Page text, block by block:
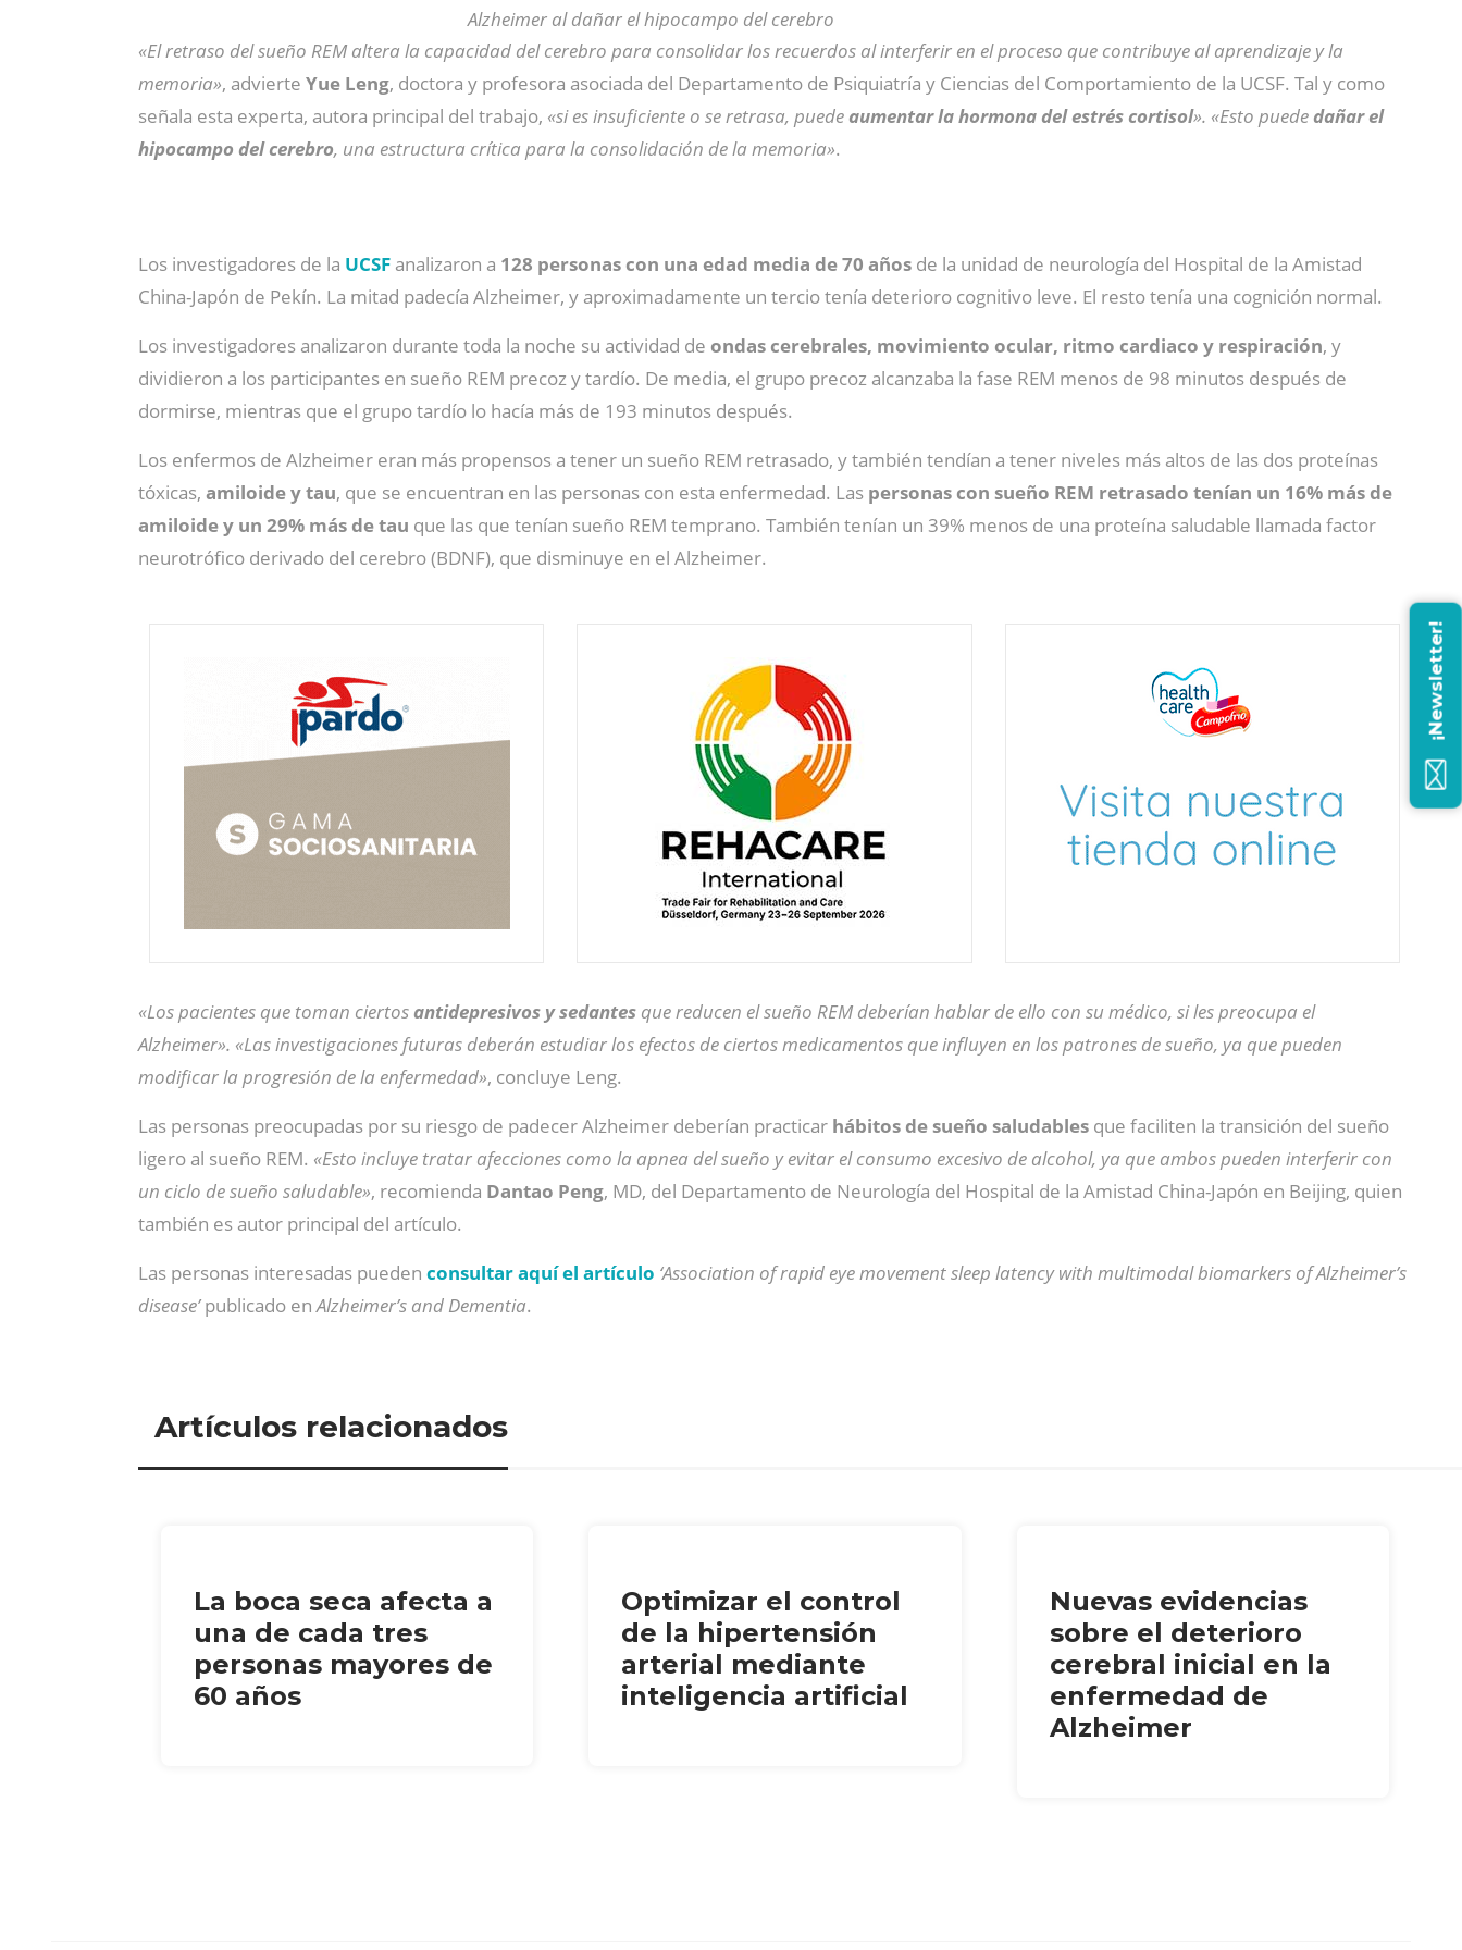
Alzheimer al dañar el hipocampo del cerebro
«El retraso del sueño REM altera la capacidad del cerebro para consolidar los recuerdos al interferir en el proceso que contribuye al aprendizaje y la
memoria», advierte Yue Leng, doctora y profesora asociada del Departamento de Psiquiatría y Ciencias del Comportamiento de la UCSF. Tal y como
señala esta experta, autora principal del trabajo, «si es insuficiente o se retrasa, puedeaumentar la hormona del estrés cortisol». «Esto puededañar el
hipocampo del cerebro, una estructura crítica para la consolidación de la memoria».
Los investigadores de la UCSF analizaron a 128 personas con una edad media de 70 años de la unidad de neurología del Hospital de la Amistad
China-Japón de Pekín. La mitad padecía Alzheimer, y aproximadamente un tercio tenía deterioro cognitivo leve. El resto tenía una cognición normal.
Los investigadores analizaron durante toda la noche su actividad de ondas cerebrales, movimiento ocular, ritmo cardiaco y respiración, y
dividieron a los participantes en sueño REM precoz y tardío. De media, el grupo precoz alcanzaba la fase REM menos de 98 minutos después de
dormirse, mientras que el grupo tardío lo hacía más de 193 minutos después.
Los enfermos de Alzheimer eran más propensos a tener un sueño REM retrasado, y también tendían a tener niveles más altos de las dos proteínas
tóxicas, amiloide y tau, que se encuentran en las personas con esta enfermedad. Las personas con sueño REM retrasado tenían un 16% más de
amiloide y un 29% más de tau que las que tenían sueño REM temprano. También tenían un 39% menos de una proteína saludable llamada factor
neurotrófico derivado del cerebro (BDNF), que disminuye en el Alzheimer.
«Los pacientes que toman ciertosantidepresivos y sedantes que reducen el sueño REM deberían hablar de ello con su médico, si les preocupa el
Alzheimer». «Las investigaciones futuras deberán estudiar los efectos de ciertos medicamentos que influyen en los patrones de sueño, ya que pueden
modificar la progresión de la enfermedad», concluye Leng.
Las personas preocupadas por su riesgo de padecer Alzheimer deberían practicar hábitos de sueño saludables que faciliten la transición del sueño
ligero al sueño REM. «Esto incluye tratar afecciones como la apnea del sueño y evitar el consumo excesivo de alcohol, ya que ambos pueden interferir con
un ciclo de sueño saludable», recomienda Dantao Peng, MD, del Departamento de Neurología del Hospital de la Amistad China-Japón en Beijing, quien
también es autor principal del artículo.
Las personas interesadas pueden consultar aquí el artículo ‘Association of rapid eye movement sleep latency with multimodal biomarkers of Alzheimer’s
disease’publicado enAlzheimer’s and Dementia.
Artículos relacionados
La boca seca afecta a
una de cada tres
personas mayores de
60 años
Optimizar el control
de la hipertensión
arterial mediante
inteligencia artificial
Nuevas evidencias
sobre el deterioro
cerebral inicial en la
enfermedad de
Alzheimer
¡Newsletter!